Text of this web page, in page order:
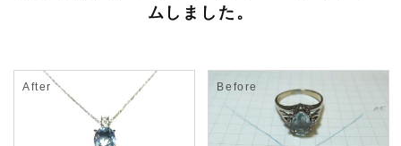
ムしました。